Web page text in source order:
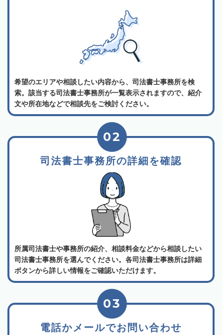
希望のエリアや相談したい内容から、司法書士事務所を検
索。該当する司法書士事務所が一覧表示されますので、紹介
文や所在地などで相談先をご検討ください。
司法書士事務所の詳細を確認
02
所属司法書士や事務所の紹介、相談料金などから相談したい
司法書士事務所を選んでください。各司法書士事務所は詳細
ボタンから詳しい情報をご確認いただけます。
電話かメールでお問い合わせ
03